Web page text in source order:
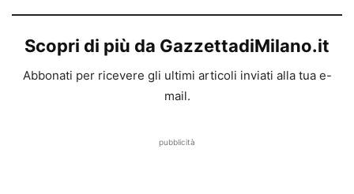
Scopri di più da GazzettadiMilano.it
Abbonati per ricevere gli ultimi articoli inviati alla tua e-
mail.
pubblicità